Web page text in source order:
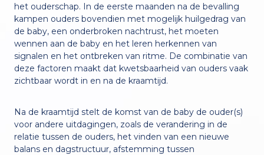
het ouderschap. In de eerste maanden na de bevalling
kampen ouders bovendien met mogelijk huilgedrag van
de baby, een onderbroken nachtrust, het moeten
wennen aan de baby en het leren herkennen van
signalen en het ontbreken van ritme. De combinatie van
deze factoren maakt dat kwetsbaarheid van ouders vaak
zichtbaar wordt in en na de kraamtijd.
Na de kraamtijd stelt de komst van de baby de ouder(s)
voor andere uitdagingen, zoals de verandering in de
relatie tussen de ouders, het vinden van een nieuwe
balans en dagstructuur, afstemming tussen